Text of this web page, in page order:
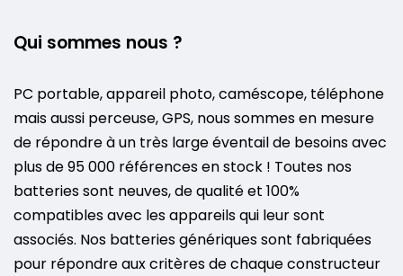
Qui sommes nous ?
PC portable, appareil photo, caméscope, téléphone
mais aussi perceuse, GPS, nous sommes en mesure
de répondre à un très large éventail de besoins avec
plus de 95 000 références en stock ! Toutes nos
batteries sont neuves, de qualité et 100%
compatibles avec les appareils qui leur sont
associés. Nos batteries génériques sont fabriquées
pour répondre aux critères de chaque constructeur